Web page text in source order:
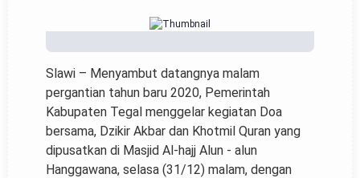
Slawi – Menyambut datangnya malam
pergantian tahun baru 2020, Pemerintah
Kabupaten Tegal menggelar kegiatan Doa
bersama, Dzikir Akbar dan Khotmil Quran yang
dipusatkan di Masjid Al-hajj Alun - alun
Hanggawana, selasa (31/12) malam, dengan